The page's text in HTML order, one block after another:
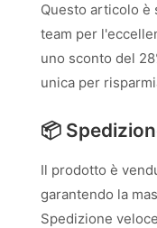
Questo articolo è
team per
uno sconto del
unica per
📦
Il prodotto è
garantendo la
Spedizione